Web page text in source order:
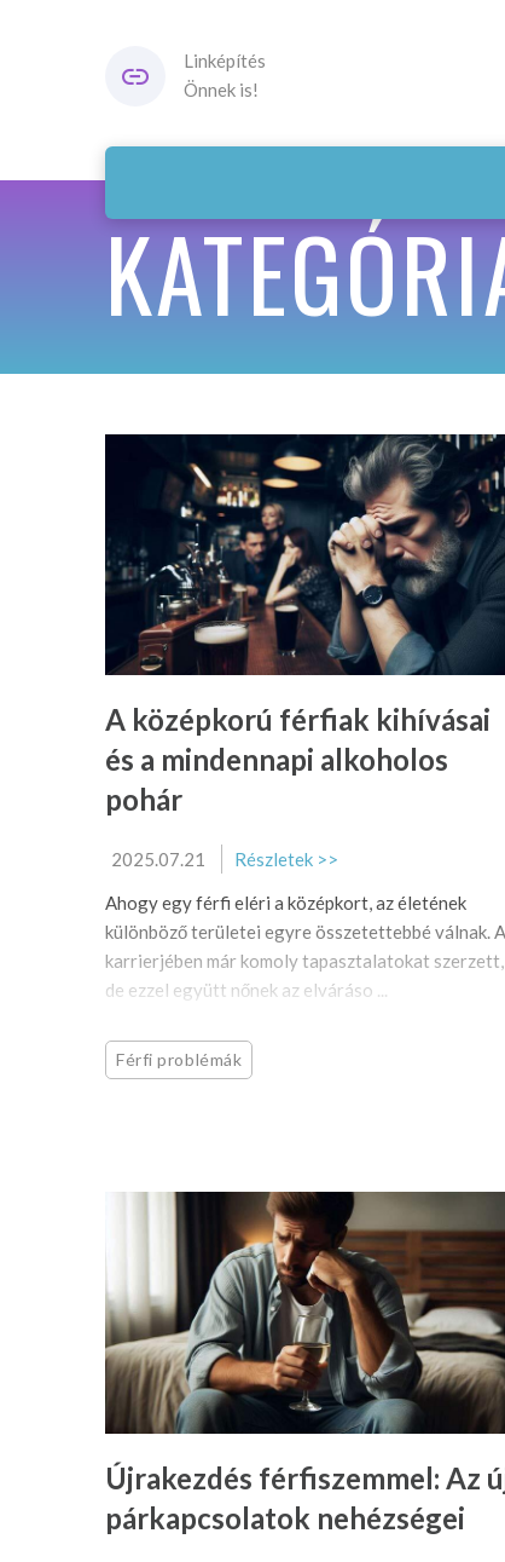
Linképítés
Önnek is!
A középkorú férfiak kihívásai
és a mindennapi alkoholos
pohár
2025.07.21
Részletek >>
Ahogy egy férfi eléri a középkort, az életének
különböző területei egyre összetettebbé válnak. A
karrierjében már komoly tapasztalatokat szerzett,
de ezzel együtt nőnek az elváráso ...
Férfi problémák
Újrakezdés férfiszemmel: Az
párkapcsolatok nehézségei